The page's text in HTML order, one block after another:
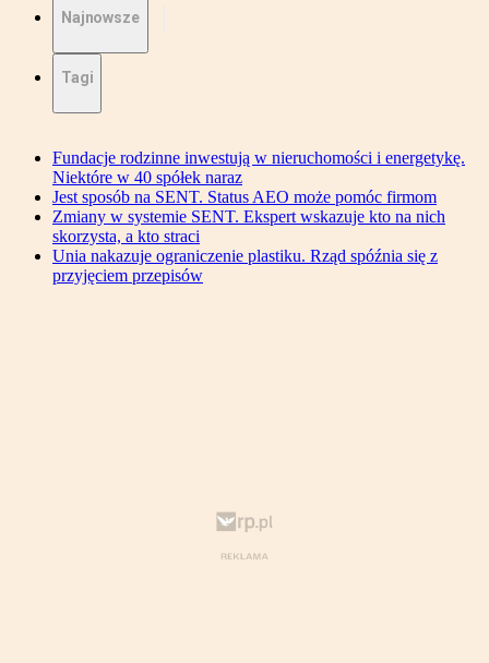
Najnowsze
Tagi
Fundacje rodzinne inwestują w nieruchomości i energetykę.
Niektóre w 40 spółek naraz
Jest sposób na SENT. Status AEO może pomóc firmom
Zmiany w systemie SENT. Ekspert wskazuje kto na nich
skorzysta, a kto straci
Unia nakazuje ograniczenie plastiku. Rząd spóźnia się z
przyjęciem przepisów